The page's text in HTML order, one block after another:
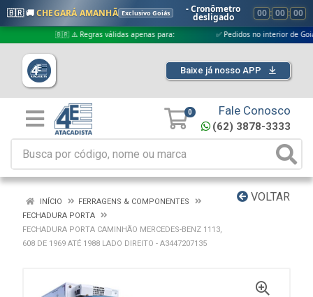
🇧🇷 🚚CHEGARÁ AMANHÃ Exclusivo Goiás - Cronômetro
desligado 00 : 00 : 00
🇧🇷 ⚠️ Regras válidas apenas para: ✅ Pedidos no interior de Goiás
Baixe já nosso APP
0 Fale Conosco
(62) 3878-3333
VOLTAR
INÍCIO
FERRAGENS & COMPONENTES
FECHADURA PORTA
FECHADURA PORTA CAMINHÃO MERCEDES-BENZ 1113,
608 DE 1969 ATÉ 1988 LADO DIREITO - A3447207135